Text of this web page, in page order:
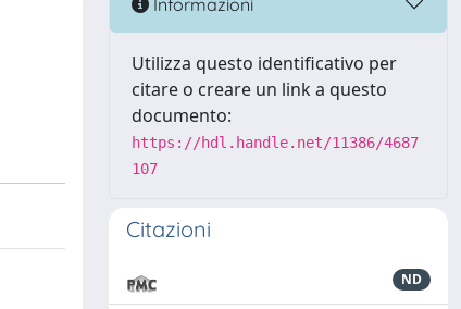
Utilizza questo identificativo per
citare o creare un link a questo
documento:
https://hdl.handle.net/11386/4687
107
Citazioni
ND